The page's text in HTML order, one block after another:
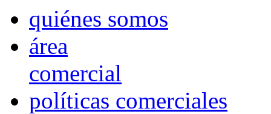
quiénes somos
área
comercial
políticas comerciales